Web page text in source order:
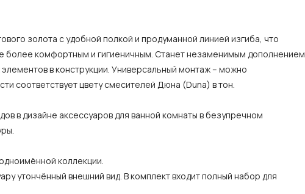
золота с удобной полкой и продуманной линией изгиба, что
более комфортным и гигиеничным. Станет незаменимым дополнением
в конструкции. Универсальный монтаж – можно
соответствует цвету смесителей Дюна (Duna) в тон.
в дизайне аксессуаров для ванной комнаты в безупречном
коллекции.
утончённый внешний вид. В комплект входит полный набор для